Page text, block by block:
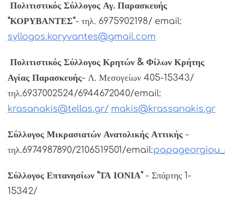
Πολιτιστικός Σύλλογος Αγ. Παρασκευής
"ΚΟΡΥΒΑΝΤΕΣ"- τηλ. 6975902198/ email:
syllogos.koryvantes@gmail.com
Πολιτιστικός Σύλλογος Κρητών & Φίλων Κρήτης
Αγίας Παρασκευής- Λ. Μεσογείων 405-15343/
τηλ.6937002524/6944672040/email:
krasanakis@tellas.gr/ makis@krassanakis.gr
Σύλλογος Μικρασιατών Ανατολικής Αττικής -
τηλ.6974987890/2106519501/email:
Σύλλογος Επτανησίων "ΤΑ ΙΟΝΙΑ" - Σπάρτης 1-
15342/